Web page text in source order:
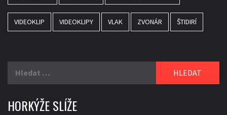
VIDEOKLIP VIDEOKLIPY VLAK ZVONÁR ŠTIDIRÍ
HORKÝŽE SLÍŽE